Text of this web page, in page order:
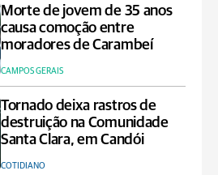
Morte de jovem de 35 anos
causa comoção entre
moradores de Carambeí
CAMPOS GERAIS
Tornado deixa rastros de
destruição na Comunidade
Santa Clara, em Candói
COTIDIANO